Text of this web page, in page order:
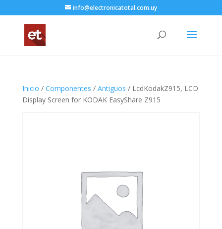
info@electronicatotal.com.uy
Inicio / Componentes / Antiguos / LcdKodakZ915, LCD
Display Screen for KODAK EasyShare Z915